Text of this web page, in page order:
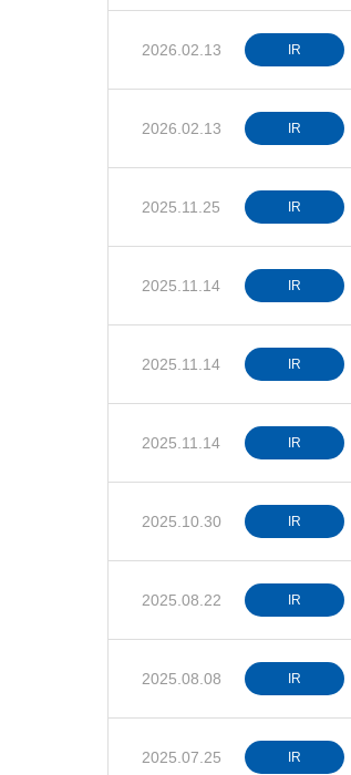
2026.02.13 IR
2026.02.13 IR
2025.11.25 IR
2025.11.14 IR
2025.11.14 IR
2025.11.14 IR
2025.10.30 IR
2025.08.22 IR
2025.08.08 IR
2025.07.25 IR